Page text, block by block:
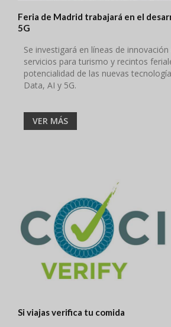
Feria de Madrid trabajará en el
5G
Se investigará en líneas de
servicios para turismo y recintos
potencialidad de las nuevas
Data, AI y 5G.
VER MÁS
Si viajas verifica tu comida